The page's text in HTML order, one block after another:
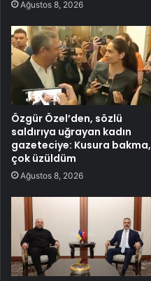
Ağustos 8, 2026
Özgür Özel’den, sözlü
saldırıya uğrayan kadın
gazeteciye: Kusura bakma,
çok üzüldüm
Ağustos 8, 2026